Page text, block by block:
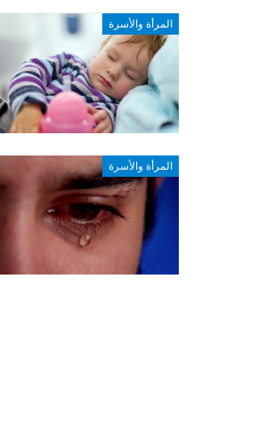
المرأة والأسرة
المرأة والأسرة